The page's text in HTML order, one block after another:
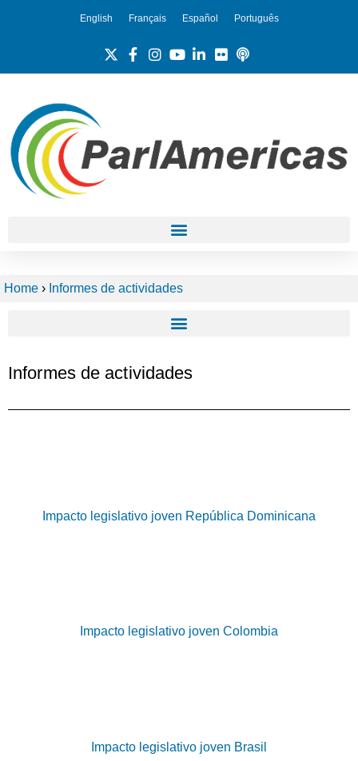
English Français Español Português
Home › Informes de actividades
Informes de actividades
Impacto legislativo joven República Dominicana
Impacto legislativo joven Colombia
Impacto legislativo joven Brasil